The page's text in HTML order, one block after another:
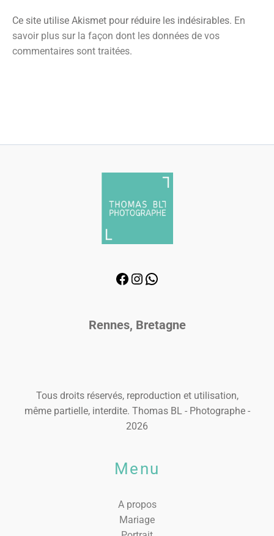
Ce site utilise Akismet pour réduire les indésirables. En
savoir plus sur la façon dont les données de vos
commentaires sont traitées.
Rennes, Bretagne
Tous droits réservés, reproduction et utilisation,
même partielle, interdite. Thomas BL - Photographe -
2026
Menu
A propos
Mariage